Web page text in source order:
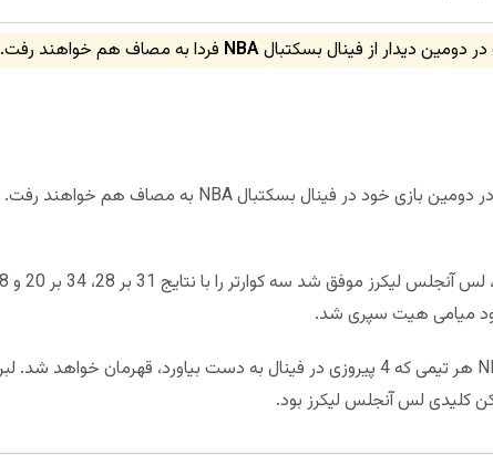
دومین دیدار از فینال بسکتبالNBA فردا به مصاف هم خواهند رفت.